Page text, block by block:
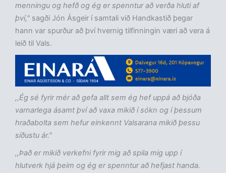
menningu og hefð og ég er spenntur að verða hluti af
því," sagði Jón Ásgeir í samtali við Handkastið þegar
hann var spurður að því hvernig tilfinningin væri að vera á
leið til Vals.
,,Ég sé fyrir mér að gefa allt sem ég hef uppá að bjóða
varnarlega ásamt því að vaxa mikið í sókn og í þessum
hraðabolta sem hefur einkennt Valsarana mikið þessu
síðustu ár."
,,Það er mikið verkefni fyrir mig að spila mig upp í
hlutverk hjá þeim og ég er spenntur að hefjast handa.